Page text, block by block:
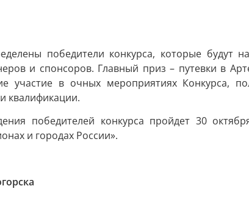
победители конкурса, которые будут
и спонсоров. Главный приз – путевки в
участие в очных мероприятиях Конкурса,
квалификации.
победителей конкурса пройдет 30
и городах России».